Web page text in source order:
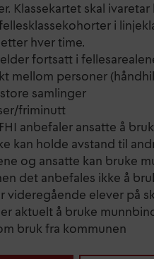
Klassekartet skal
i
hver time.
fortsatt i
mellom personer
samlinger
friminutt
anbefaler ansatte å
kan holde avstand til
og ansatte kan bruke
det anbefales ikke å
videregående elever på
aktuelt å bruke
bruk fra kommunen